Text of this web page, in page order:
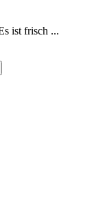
ist frisch ...